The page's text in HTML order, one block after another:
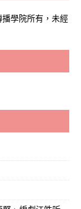
學院所有，未經